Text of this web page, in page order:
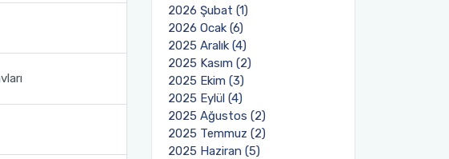
2026 Şubat (1)
2026 Ocak (6)
2025 Aralık (4)
2025 Kasım (2)
2025 Ekim (3)
2025 Eylül (4)
2025 Ağustos (2)
2025 Temmuz (2)
2025 Haziran (5)